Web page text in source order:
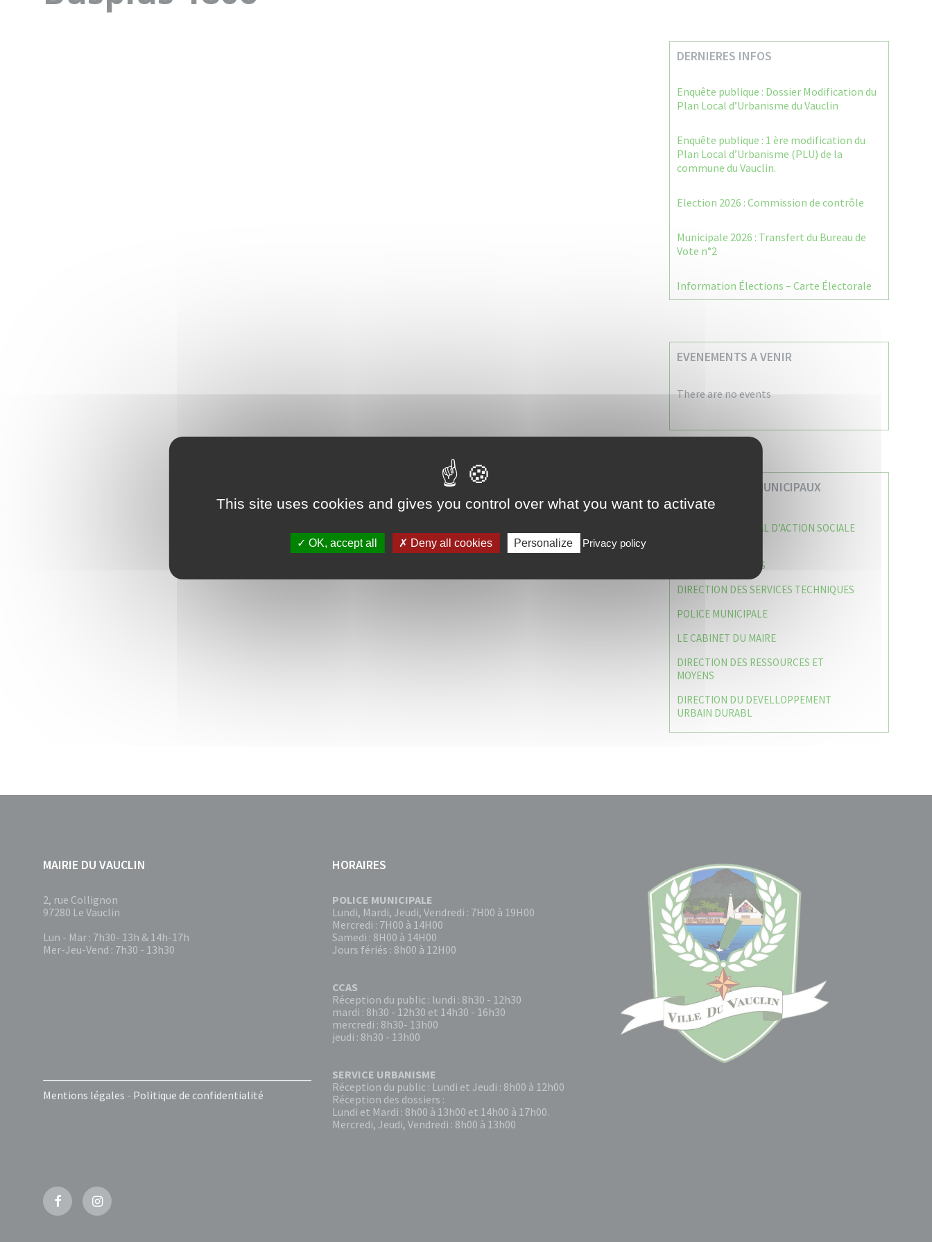
DERNIERES INFOS
Enquête publique : Dossier Modification du
Plan Local d’Urbanisme du Vauclin
Enquête publique : 1 ère modification du
Plan Local d’Urbanisme (PLU) de la
commune du Vauclin.
Election 2026 : Commission de contrôle
Municipale 2026 : Transfert du Bureau de
Vote n°2
Information Élections – Carte Électorale
EVENEMENTS A VENIR
There are no events
VOS SERVICES MUNICIPAUX
CENTRE COMMUNAL D’ACTION SOCIALE
CAISSE DES ÉCOLES
DIRECTION DES SERVICES TECHNIQUES
POLICE MUNICIPALE
LE CABINET DU MAIRE
DIRECTION DES RESSOURCES ET
MOYENS
DIRECTION DU DEVELLOPPEMENT
URBAIN DURABL
MAIRIE DU VAUCLIN
2, rue Collignon
97280 Le Vauclin
Lun - Mar : 7h30- 13h & 14h-17h
Mer-Jeu-Vend : 7h30 - 13h30
Mentions légales - Politique de confidentialité
HORAIRES
POLICE MUNICIPALE
Lundi, Mardi, Jeudi, Vendredi : 7H00 à 19H00
Mercredi : 7H00 à 14H00
Samedi : 8H00 à 14H00
Jours fériés : 8h00 à 12H00
CCAS
Réception du public : lundi : 8h30 - 12h30
mardi : 8h30 - 12h30 et 14h30 - 16h30
mercredi : 8h30- 13h00
jeudi : 8h30 - 13h00
SERVICE URBANISME
Réception du public : Lundi et Jeudi : 8h00 à 12h00
Réception des dossiers :
Lundi et Mardi : 8h00 à 13h00 et 14h00 à 17h00.
Mercredi, Jeudi, Vendredi : 8h00 à 13h00
FacebookInstagram
This site uses cookies and gives you control over what you want to activate
OK, accept all Deny all cookies Personalize Privacy policy